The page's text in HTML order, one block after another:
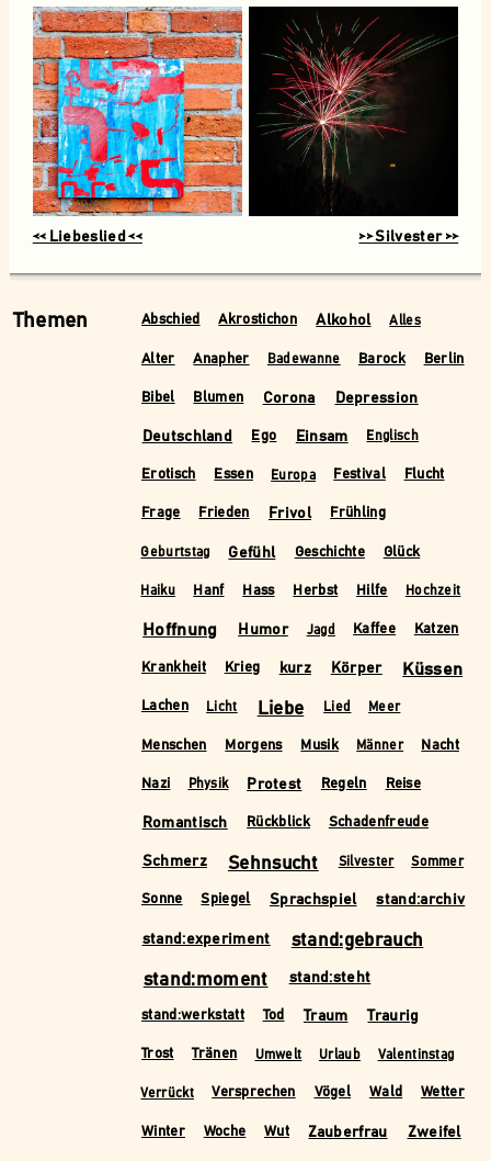
<< Liebeslied << >> Silvester >>
Themen Abschied Akrostichon Alkohol Alles
Alter Anapher Badewanne Barock Berlin
Bibel Blumen Corona Depression
Deutschland Ego Einsam Englisch
Erotisch Essen Europa Festival Flucht
Frage Frieden Frivol Frühling
Geburtstag Gefühl Geschichte Glück
Haiku Hanf Hass Herbst Hilfe Hochzeit
Hoffnung Humor Jagd Kaffee Katzen
Krankheit Krieg kurz Körper Küssen
Lachen Licht Liebe Lied Meer
Menschen Morgens Musik Männer Nacht
Nazi Physik Protest Regeln Reise
Romantisch Rückblick Schadenfreude
Schmerz Sehnsucht Silvester Sommer
Sonne Spiegel Sprachspiel stand:archiv
stand:experiment
stand:gebrauch
stand:moment
stand:steht
stand:werkstatt Tod Traum Traurig
Trost Tränen Umwelt Urlaub Valentinstag
Verrückt Versprechen Vögel Wald Wetter
Winter Woche Wut Zauberfrau Zweifel